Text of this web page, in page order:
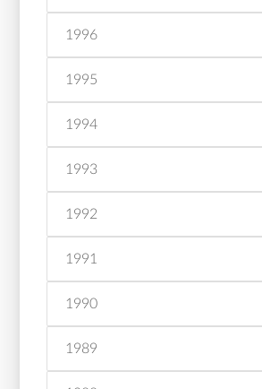
1996
1995
1994
1993
1992
1991
1990
1989